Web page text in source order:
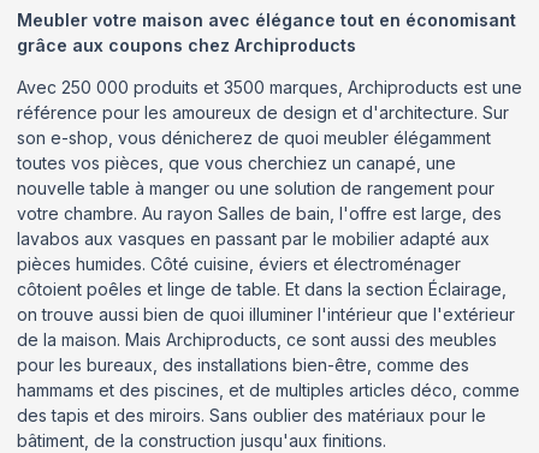
Meubler votre maison avec élégance tout en économisant
grâce aux coupons chez Archiproducts
Avec 250 000 produits et 3500 marques, Archiproducts est une
référence pour les amoureux de design et d'architecture. Sur
son e-shop, vous dénicherez de quoi meubler élégamment
toutes vos pièces, que vous cherchiez un canapé, une
nouvelle table à manger ou une solution de rangement pour
votre chambre. Au rayon Salles de bain, l'offre est large, des
lavabos aux vasques en passant par le mobilier adapté aux
pièces humides. Côté cuisine, éviers et électroménager
côtoient poêles et linge de table. Et dans la section Éclairage,
on trouve aussi bien de quoi illuminer l'intérieur que l'extérieur
de la maison. Mais Archiproducts, ce sont aussi des meubles
pour les bureaux, des installations bien-être, comme des
hammams et des piscines, et de multiples articles déco, comme
des tapis et des miroirs. Sans oublier des matériaux pour le
bâtiment, de la construction jusqu'aux finitions.